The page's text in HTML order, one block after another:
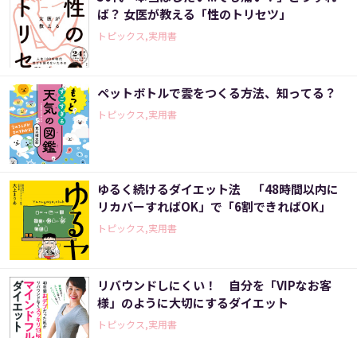
ば？ 女医が教える「性のトリセツ」
トピックス,実用書
ペットボトルで雲をつくる方法、知ってる？
トピックス,実用書
ゆるく続けるダイエット法 「48時間以内に
リカバーすればOK」で「6割できればOK」
トピックス,実用書
リバウンドしにくい！ 自分を「VIPなお客
様」のように大切にするダイエット
トピックス,実用書